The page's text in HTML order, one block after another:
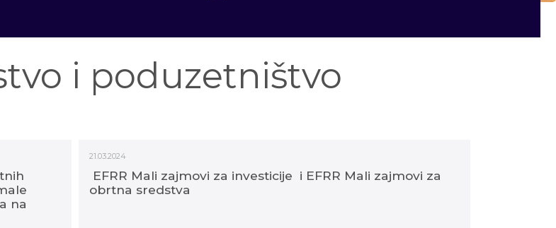
i poduzetništvo
na
21.03.2024
EFRR Mali zajmovi za investicije i EFRR Mali zajmovi za
obrtna sredstva